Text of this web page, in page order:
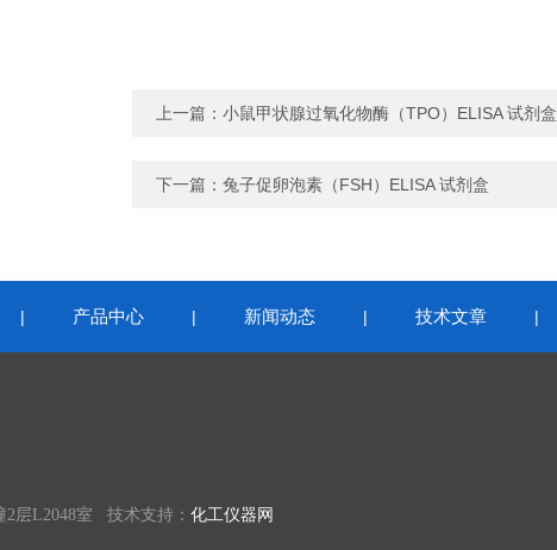
上一篇： 小鼠甲状腺过氧化物酶（TPO）ELISA 试剂盒
下一篇： 兔子促卵泡素（FSH）ELISA 试剂盒
| 产品中心 | 新闻动态 | 技术文章 |
2层L2048室 技术支持： 化工仪器网